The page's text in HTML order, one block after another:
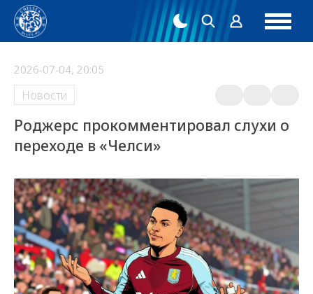
2026-07-04, 20:05
Новости
Роджерс прокомментировал слухи о
переходе в «Челси»